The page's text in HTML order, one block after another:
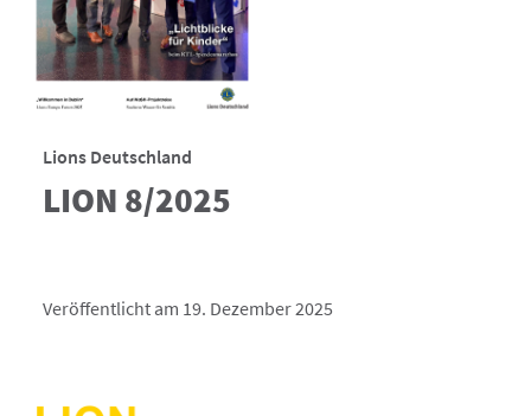
Lions Deutschland
LION 8/2025
Veröffentlicht am 19. Dezember 2025